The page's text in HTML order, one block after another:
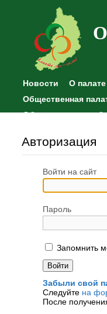
Новости О палате
Общественная
Общественные
Авторизация
Войти на сайт
Пароль
Запомнить
Забыли свой
Следуйте на
После